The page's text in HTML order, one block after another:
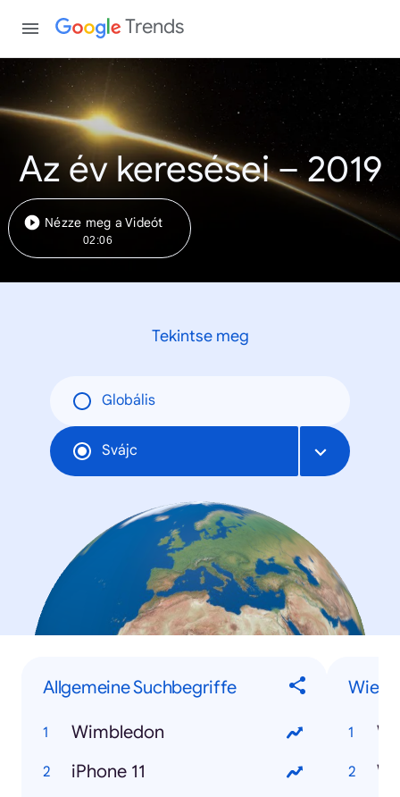
Trends
Az év keresései – 2019
Nézze meg a Videót
02:06
Tekintse meg
Globális
Svájc
Allgemeine Suchbegriffe
Wimbledon
iPhone 11
Wie-